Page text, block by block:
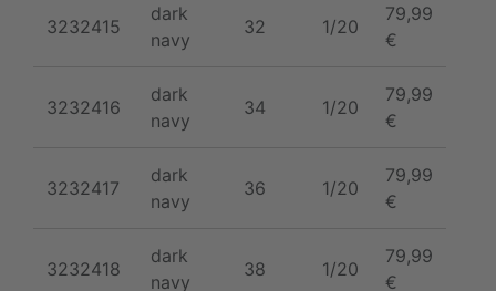
3232415
dark
navy
32 1/20
79,99
€
3232416
dark
navy
34 1/20
79,99
€
3232417
dark
navy
36 1/20
79,99
€
3232418
dark
navy
38 1/20
79,99
€